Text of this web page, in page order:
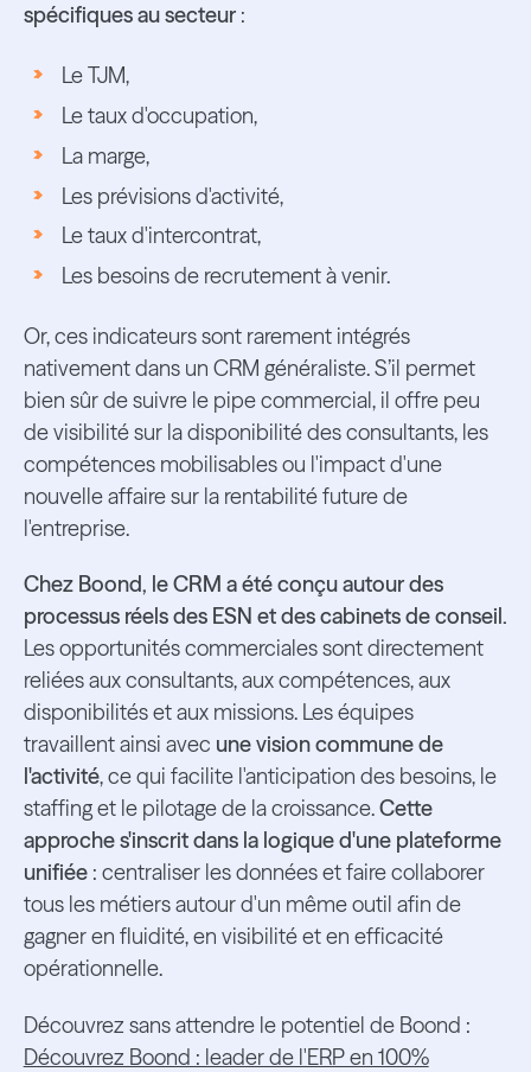
spécifiques au secteur:
Le TJM,
Le taux d'occupation,
La marge,
Les prévisions d'activité,
Le taux d'intercontrat,
Les besoins de recrutement à venir.
Or, ces indicateurs sont rarement intégrés
nativement dans un CRM généraliste. S’il permet
bien sûr de suivre le pipe commercial, il offre peu
de visibilité sur la disponibilité des consultants, les
compétences mobilisables ou l'impact d'une
nouvelle affaire sur la rentabilité future de
l'entreprise.
Chez Boond, le CRM a été conçu autour des
processus réels des ESN et des cabinets de conseil.
Les opportunités commerciales sont directement
reliées aux consultants, aux compétences, aux
disponibilités et aux missions. Les équipes
travaillent ainsi avec une vision commune de
l'activité, ce qui facilite l'anticipation des besoins, le
staffing et le pilotage de la croissance.Cette
approche s'inscrit dans la logique d'une plateforme
unifiée: centraliser les données et faire collaborer
tous les métiers autour d'un même outil afin de
gagner en fluidité, en visibilité et en efficacité
opérationnelle.
Découvrez sans attendre le potentiel de Boond :
Découvrez Boond : leader de l'ERP en 100%